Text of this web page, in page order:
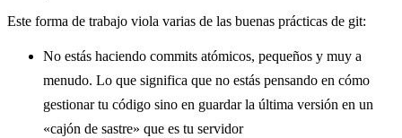
Este forma de trabajo viola varias de las buenas prácticas de git:
No estás haciendo commits atómicos, pequeños y muy a
menudo. Lo que significa que no estás pensando en cómo
gestionar tu código sino en guardar la última versión en un
«cajón de sastre» que es tu servidor